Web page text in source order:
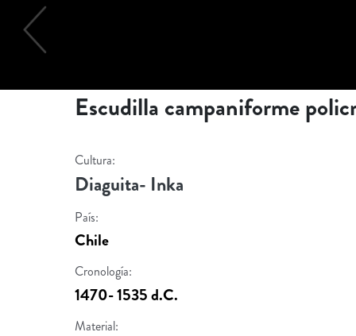
Escudilla campaniforme
Cultura:
Diaguita- Inka
País:
Chile
Cronología:
1470- 1535 d.C.
Material: